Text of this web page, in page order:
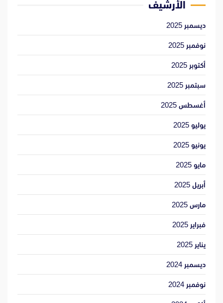
الأرشيف
ديسمبر 2025
نوفمبر 2025
أكتوبر 2025
سبتمبر 2025
أغسطس 2025
يوليو 2025
يونيو 2025
مايو 2025
أبريل 2025
مارس 2025
فبراير 2025
يناير 2025
ديسمبر 2024
نوفمبر 2024